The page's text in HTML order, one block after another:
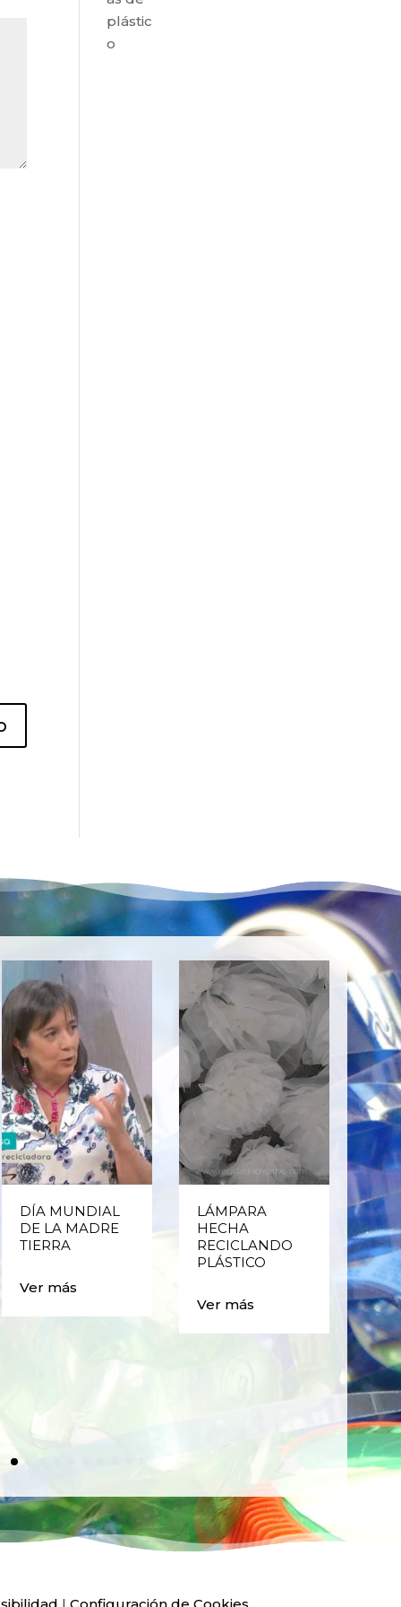
plástic
o
DÍA MUNDIAL
DE LA MADRE
TIERRA
Ver más
LÁMPARA
HECHA
RECICLANDO
PLÁSTICO
Ver más